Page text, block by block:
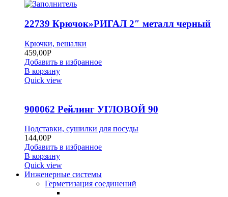
22739 Крючок»РИГАЛ 2″ металл черный
Крючки, вешалки
459,00Р
Добавить в избранное
В корзину
Quick view
900062 Рейлинг УГЛОВОЙ 90
Подставки, сушилки для посуды
144,00Р
Добавить в избранное
В корзину
Quick view
Инженерные системы
Герметизация соединений